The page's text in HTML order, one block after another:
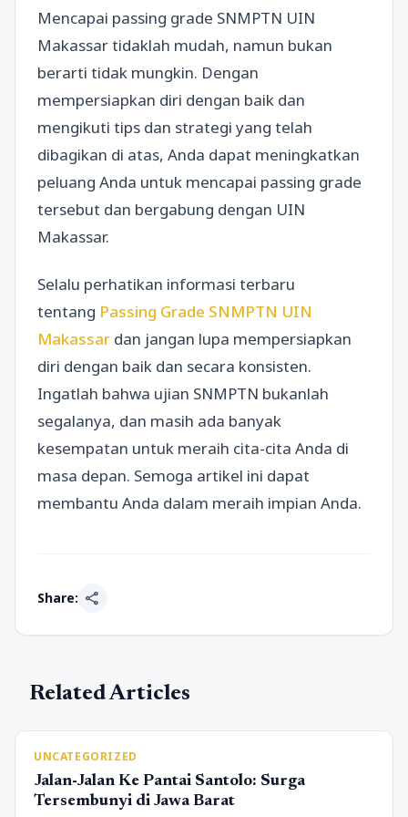
Mencapai passing grade SNMPTN UIN
Makassar tidaklah mudah, namun bukan
berarti tidak mungkin. Dengan
mempersiapkan diri dengan baik dan
mengikuti tips dan strategi yang telah
dibagikan di atas, Anda dapat meningkatkan
peluang Anda untuk mencapai passing grade
tersebut dan bergabung dengan UIN
Makassar.
Selalu perhatikan informasi terbaru
tentang Passing Grade SNMPTN UIN
Makassar dan jangan lupa mempersiapkan
diri dengan baik dan secara konsisten.
Ingatlah bahwa ujian SNMPTN bukanlah
segalanya, dan masih ada banyak
kesempatan untuk meraih cita-cita Anda di
masa depan. Semoga artikel ini dapat
membantu Anda dalam meraih impian Anda.
Share: share
Related Articles
UNCATEGORIZED
Jalan-Jalan Ke Pantai Santolo: Surga
Tersembunyi di Jawa Barat